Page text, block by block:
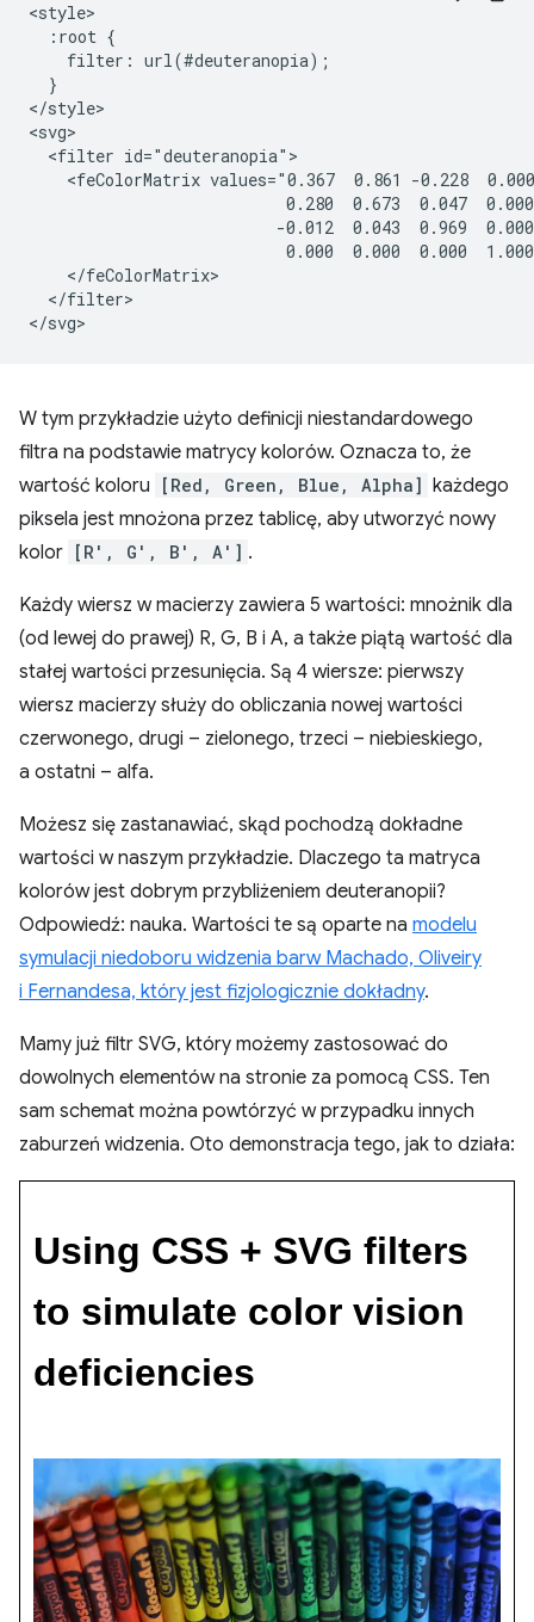
<style>
  :root {
    filter: url(#deuteranopia);
  }
</style>
<svg>
  <filter id="deuteranopia">
<feColorMatrix values="0.367  0.861 -0.228
0.280  0.673  0.047
-0.012  0.043  0.969
0.000  0.000  0.000
    </feColorMatrix>
  </filter>
W tym przykładzie użyto definicji niestandardowego
filtra na podstawie matrycy kolorów. Oznacza to, że
wartość koloru
[Red, Green, Blue, Alpha]
każdego
piksela jest mnożona przez tablicę, aby utworzyć nowy
kolor
[R′, G′, B′, A′] .
Każdy wiersz w macierzy zawiera 5 wartości: mnożnik dla
(od lewej do prawej) R, G, B i A, a także piątą wartość dla
stałej wartości przesunięcia. Są 4 wiersze: pierwszy
wiersz macierzy służy do obliczania nowej wartości
czerwonego, drugi – zielonego, trzeci – niebieskiego,
a ostatni – alfa.
Możesz się zastanawiać, skąd pochodzą dokładne
wartości w naszym przykładzie. Dlaczego ta matryca
kolorów jest dobrym przybliżeniem deuteranopii?
Odpowiedź: nauka. Wartości te są oparte na modelu
symulacji niedoboru widzenia barw Machado, Oliveiry
i Fernandesa, który jest fizjologicznie dokładny.
Mamy już filtr SVG, który możemy zastosować do
dowolnych elementów na stronie za pomocą CSS. Ten
sam schemat można powtórzyć w przypadku innych
zaburzeń widzenia. Oto demonstracja tego, jak to działa: